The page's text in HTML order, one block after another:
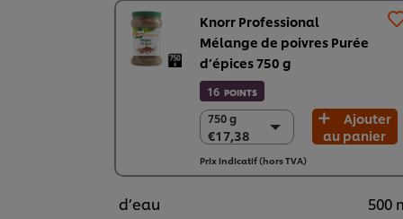
Knorr Professional
Mélange de poivres Purée
d’épices 750 g
16 POINTS
750 g
€17,38
750 g
€17,38
2 x 750g
€34,76
Ajouter
au panier
Prix indicatif (hors TVA)
d’eau
500